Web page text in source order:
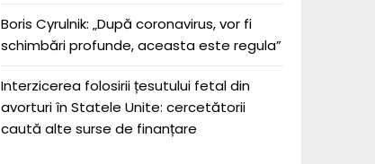
Boris Cyrulnik: „După coronavirus, vor fi
schimbări profunde, aceasta este regula”
Interzicerea folosirii țesutului fetal din
avorturi în Statele Unite: cercetătorii
caută alte surse de finanțare